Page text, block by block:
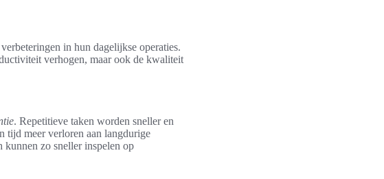
in hun dagelijkse operaties.
verhogen, maar ook de kwaliteit
. Repetitieve taken worden sneller en
tijd meer verloren aan langdurige
kunnen zo sneller inspelen op